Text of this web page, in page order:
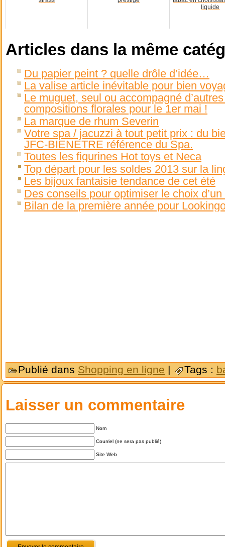
liquide
Articles dans la même
Du papier peint ? quelle drôle d’idée…
La valise article inévitable pour bien
Le muguet, seul ou accompagné
compositions florales pour le 1er mai !
La marque de rhum Severin
Votre spa / jacuzzi à tout petit prix : du
JFC-BIENETRE référence du Spa.
Toutes les figurines Hot toys et Neca
Top départ pour les soldes 2013 sur la
Les bijoux fantaisie tendance de cet été
Des conseils pour optimiser le choix
Bilan de la première année pour
Publié dans Shopping en ligne | Tags :
Laisser un commentaire
Nom
Courriel (ne sera pas publié)
Site Web